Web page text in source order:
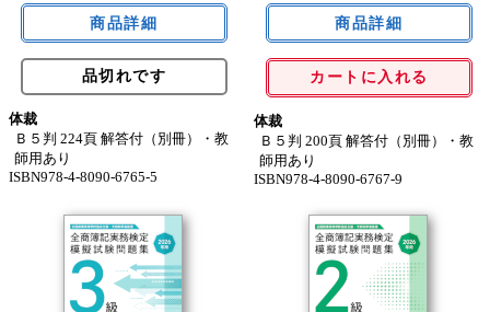
品切れです
体裁
Ｂ５判 224頁 解答付（別冊）・教
師用あり
ISBN978-4-8090-6765-5
カートに入れる
体裁
Ｂ５判 200頁 解答付（別冊）・教
師用あり
ISBN978-4-8090-6767-9